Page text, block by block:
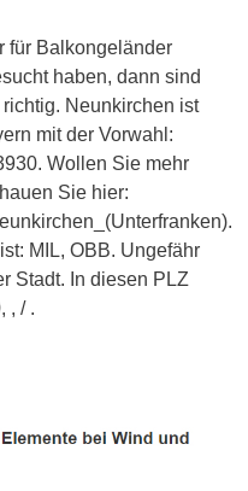
für Balkongeländer
haben, dann sind
Neunkirchen ist
mit der Vorwahl:
Wollen Sie mehr
Sie hier:
MIL, OBB. Ungefähr
Stadt. In diesen PLZ
, / .